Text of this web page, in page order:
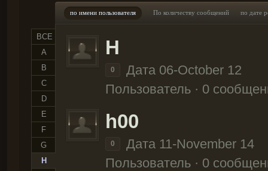
ВСЕ
A
B
C
D
E
F
G
H
по имени пользователя По количеству сообщений по дате
H
0
Дата 06-October 12
Пользователь · 0
h00
0
Дата 11-November 14
Пользователь · 0